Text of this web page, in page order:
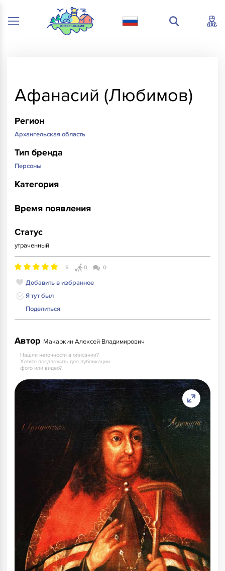
Афанасий (Любимов)
Регион
Архангельская область
Тип бренда
Персоны
Категория
Время появления
Статус
утраченный
5 0 0
Добавить в избранное
Я тут был
Поделиться
Автор Макаркин Алексей Владимирович
Нашли неточности в описании?
Хотите предложить для публикации
фото или видео?